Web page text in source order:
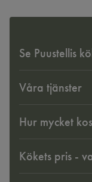
Se Puustellis
Våra tjänster
Hur mycket
Kökets pris -